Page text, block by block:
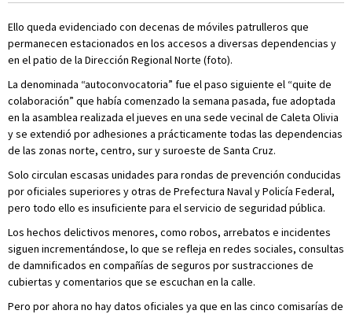
Ello queda evidenciado con decenas de móviles patrulleros que
permanecen estacionados en los accesos a diversas dependencias y
en el patio de la Dirección Regional Norte (foto).
La denominada “autoconvocatoria” fue el paso siguiente el “quite de
colaboración” que había comenzado la semana pasada, fue adoptada
en la asamblea realizada el jueves en una sede vecinal de Caleta Olivia
y se extendió por adhesiones a prácticamente todas las dependencias
de las zonas norte, centro, sur y suroeste de Santa Cruz.
Solo circulan escasas unidades para rondas de prevención conducidas
por oficiales superiores y otras de Prefectura Naval y Policía Federal,
pero todo ello es insuficiente para el servicio de seguridad pública.
Los hechos delictivos menores, como robos, arrebatos e incidentes
siguen incrementándose, lo que se refleja en redes sociales, consultas
de damnificados en compañías de seguros por sustracciones de
cubiertas y comentarios que se escuchan en la calle.
Pero por ahora no hay datos oficiales ya que en las cinco comisarías de